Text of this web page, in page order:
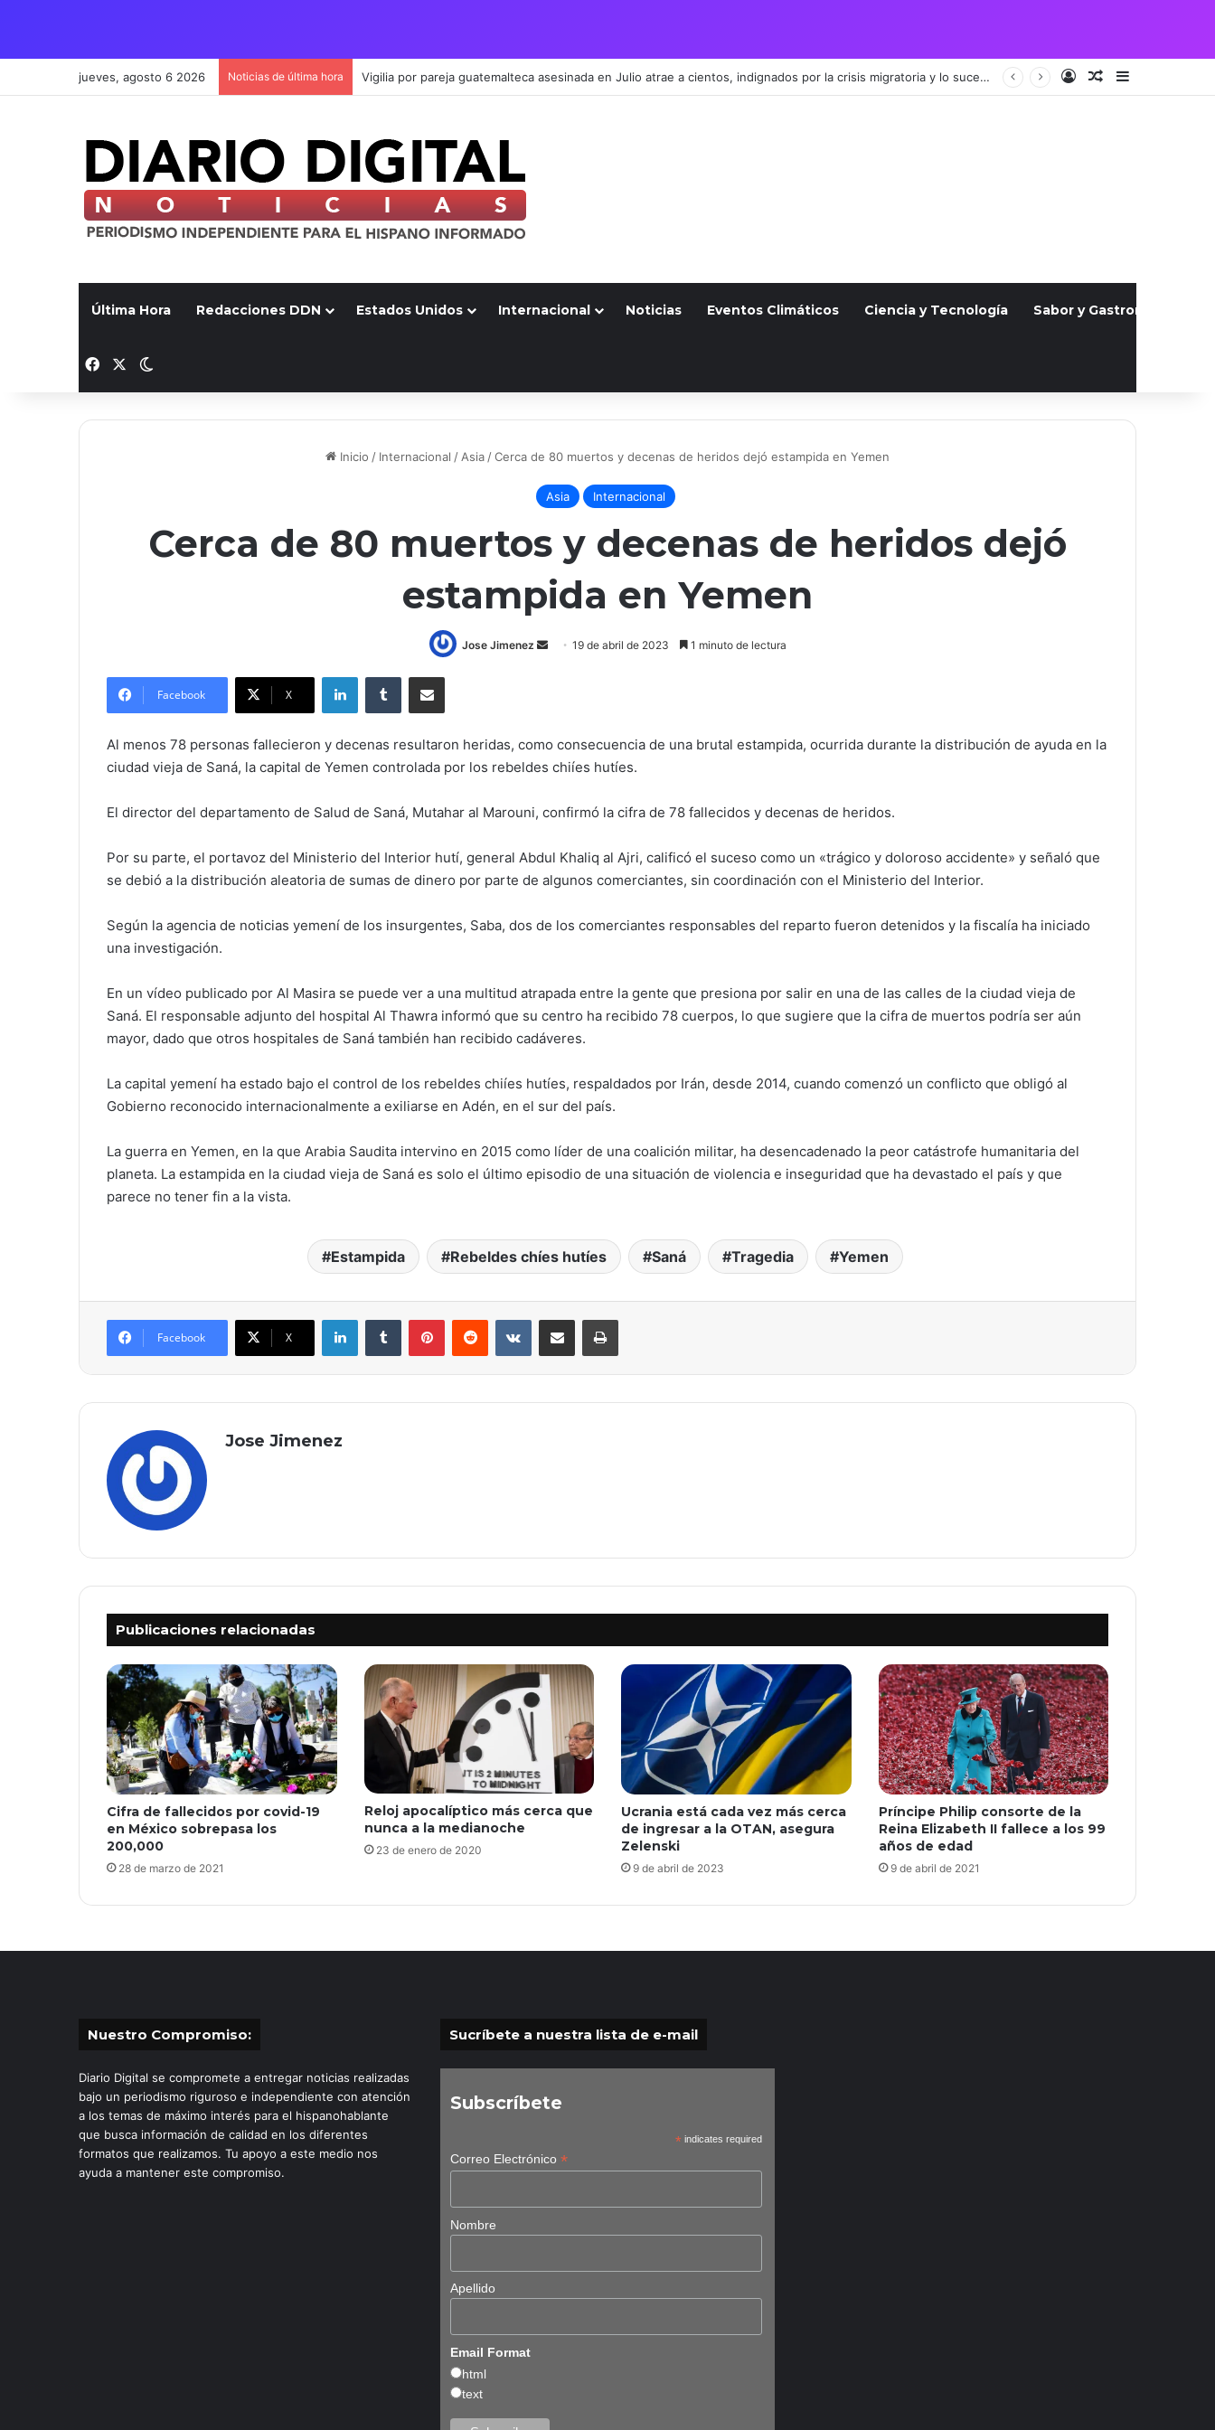
jueves, agosto 6 2026 Noticias de última hora Vigilia por pareja guatemalteca asesinada en Julio atrae a cientos, indignados por la crisis migratoria y lo sucedido AccesoPublicación al
Barra lateral
Última Hora Redacciones DDN Estados Unidos Internacional Noticias Eventos Climáticos Ciencia y Tecnología Sabor y Gastronomía
Facebook
Inicio / Internacional / Asia /Cerca de 80 muertos y decenas de heridos dejó estampida en Yemen
Asia Internacional
Cerca de 80 muertos y decenas de heridos dejó
estampida en Yemen
Jose Jimenez
Send19 de abril de 2023 1 minuto de lectura
Facebook X
LinkedInTumblr Compartir por correo electrónico
Al menos 78 personas fallecieron y decenas resultaron heridas, como consecuencia de una brutal estampida, ocurrida durante la distribución de ayuda en la
ciudad vieja de Saná, la capital de Yemen controlada por los rebeldes chiíes hutíes.
El director del departamento de Salud de Saná, Mutahar al Marouni, confirmó la cifra de 78 fallecidos y decenas de heridos.
Por su parte, el portavoz del Ministerio del Interior hutí, general Abdul Khaliq al Ajri, calificó el suceso como un «trágico y doloroso accidente» y señaló que
se debió a la distribución aleatoria de sumas de dinero por parte de algunos comerciantes, sin coordinación con el Ministerio del Interior.
Según la agencia de noticias yemení de los insurgentes, Saba, dos de los comerciantes responsables del reparto fueron detenidos y la fiscalía ha iniciado
una investigación.
En un vídeo publicado por Al Masira se puede ver a una multitud atrapada entre la gente que presiona por salir en una de las calles de la ciudad vieja de
Saná. El responsable adjunto del hospital Al Thawra informó que su centro ha recibido 78 cuerpos, lo que sugiere que la cifra de muertos podría ser aún
mayor, dado que otros hospitales de Saná también han recibido cadáveres.
La capital yemení ha estado bajo el control de los rebeldes chiíes hutíes, respaldados por Irán, desde 2014, cuando comenzó un conflicto que obligó al
Gobierno reconocido internacionalmente a exiliarse en Adén, en el sur del país.
La guerra en Yemen, en la que Arabia Saudita intervino en 2015 como líder de una coalición militar, ha desencadenado la peor catástrofe humanitaria del
planeta. La estampida en la ciudad vieja de Saná es solo el último episodio de una situación de violencia e inseguridad que ha devastado el país y que
parece no tener fin a la vista.
Estampida Rebeldes chíes hutíes Saná Tragedia Yemen
Facebook X
LinkedInTumblr PinterestReddit VKontakteCompartir por correo electrónicoImprimir
Jose Jimenez
Publicaciones relacionadas
Cifra de fallecidos por covid-19
en México sobrepasa los
200,000
28 de marzo de 2021
Reloj apocalíptico más cerca que
nunca a la medianoche
23 de enero de 2020
Ucrania está cada vez más cerca
de ingresar a la OTAN, asegura
Zelenski
9 de abril de 2023
Príncipe Philip consorte de la
Reina Elizabeth II fallece a los 99
años de edad
9 de abril de 2021
Nuestro Compromiso:
Diario Digital se compromete a entregar noticias realizadas
bajo un periodismo riguroso e independiente con atención
a los temas de máximo interés para el hispanohablante
que busca información de calidad en los diferentes
formatos que realizamos. Tu apoyo a este medio nos
ayuda a mantener este compromiso.
Sucríbete a nuestra lista de e-mail
Subscríbete
* indicates required
Correo Electrónico*
Nombre
Apellido
Email Format
html
text